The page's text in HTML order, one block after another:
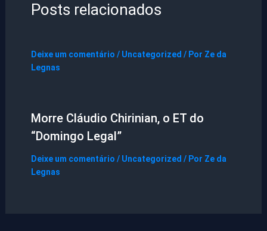
Posts relacionados
Deixe um comentário / Uncategorized / Por Ze da
Legnas
Morre Cláudio Chirinian, o ET do
“Domingo Legal”
Deixe um comentário / Uncategorized / Por Ze da
Legnas